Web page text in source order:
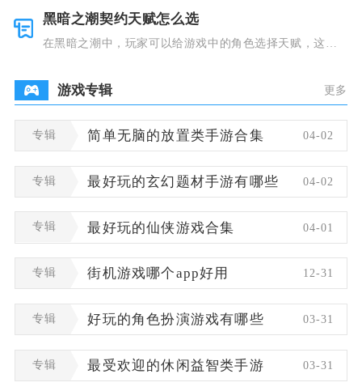
黑暗之潮契约天赋怎么选
在黑暗之潮中，玩家可以给游戏中的角色选择天赋，这些
游戏专辑 更多
专辑 简单无脑的放置类手游合集 04-02
专辑 最好玩的玄幻题材手游有哪些 04-02
专辑 最好玩的仙侠游戏合集 04-01
专辑 街机游戏哪个app好用 12-31
专辑 好玩的角色扮演游戏有哪些 03-31
专辑 最受欢迎的休闲益智类手游 03-31